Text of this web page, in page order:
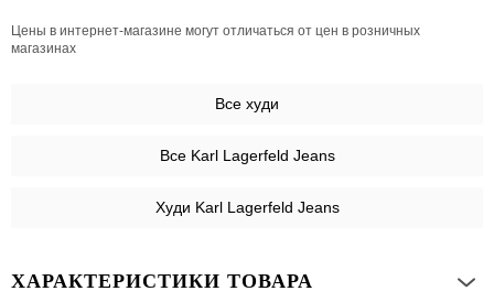
Цены в интернет-магазине могут отличаться от цен в розничных
магазинах
Все худи
Все Karl Lagerfeld Jeans
Худи Karl Lagerfeld Jeans
ХАРАКТЕРИСТИКИ ТОВАРА